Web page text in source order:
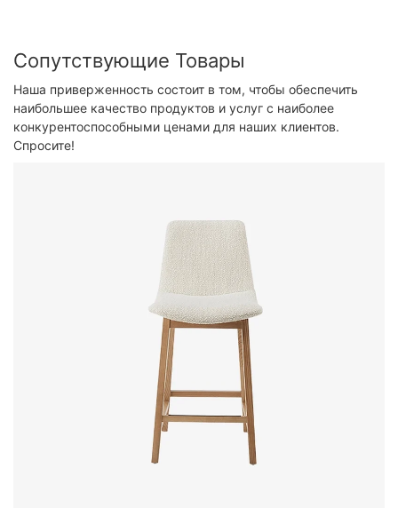
Сопутствующие Товары
Наша приверженность состоит в том, чтобы обеспечить
наибольшее качество продуктов и услуг с наиболее
конкурентоспособными ценами для наших клиентов.
Спросите!